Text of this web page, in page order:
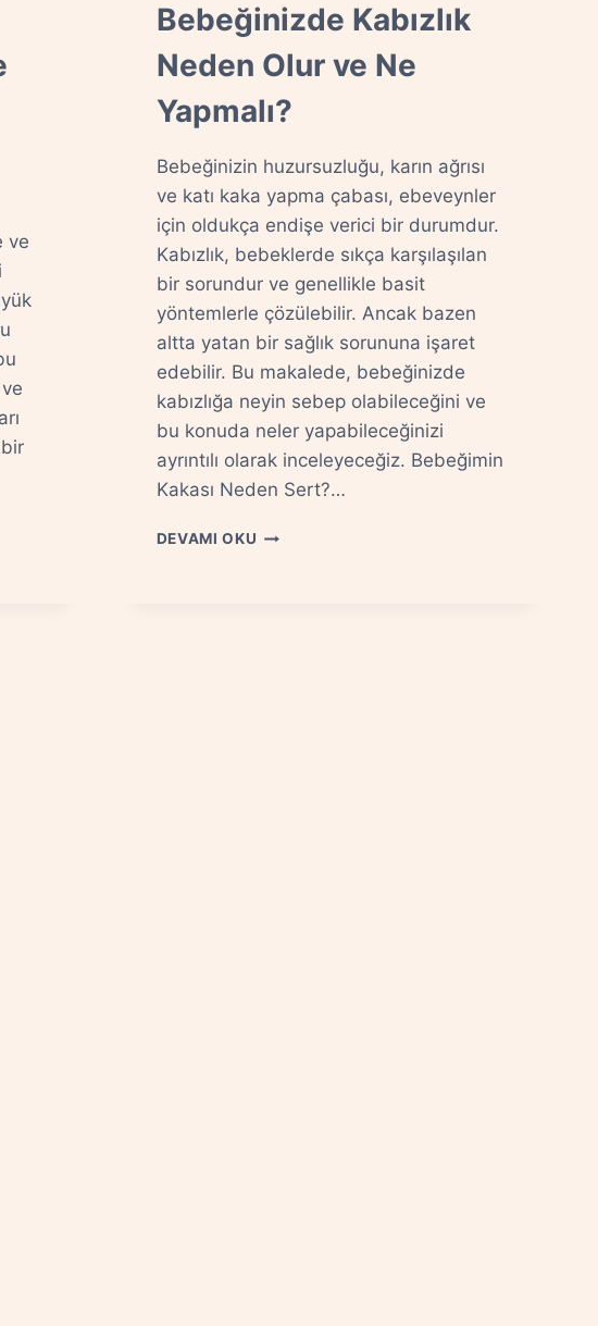
ve
Bebeğinizde Kabızlık
Neden Olur ve Ne
Yapmalı?
Bebeğinizin huzursuzluğu, karın ağrısı
ve katı kaka yapma çabası, ebeveynler
için oldukça endişe verici bir durumdur.
Kabızlık, bebeklerde sıkça karşılaşılan
bir sorundur ve genellikle basit
yöntemlerle çözülebilir. Ancak bazen
altta yatan bir sağlık sorununa işaret
edebilir. Bu makalede, bebeğinizde
kabızlığa neyin sebep olabileceğini ve
bu konuda neler yapabileceğinizi
ayrıntılı olarak inceleyeceğiz. Bebeğimin
Kakası Neden Sert?…
DEVAMI OKU BEBEĞINIZDE